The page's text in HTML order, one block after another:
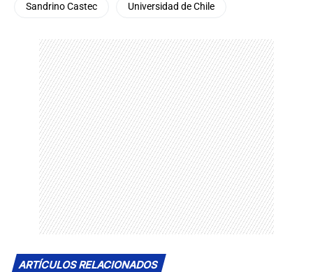
Sandrino Castec Universidad de Chile
ARTÍCULOS RELACIONADOS